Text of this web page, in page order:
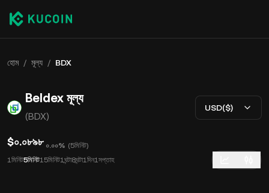
হোম / মূল্য / BDX
Beldex মূল্য
(BDX)
USD($)
$০.০৮৯৮ ০.০০% (5মিনিট)
1মিনিট5মিনিট15মিনিট1ঘন্টা8ঘন্টা1দিন1সপ্তাহ